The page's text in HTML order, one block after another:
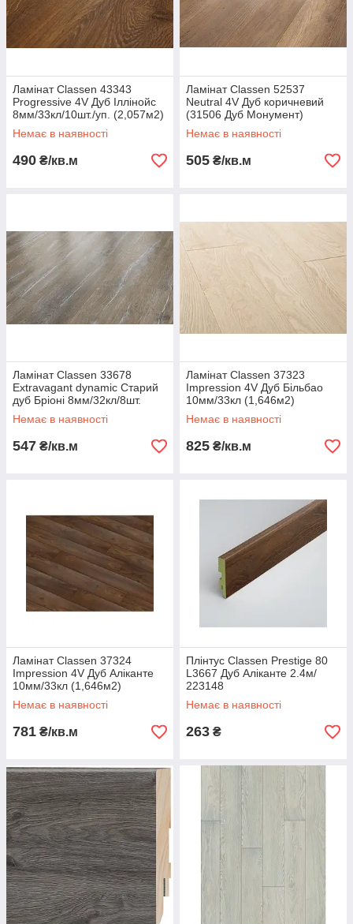
Ламінат Classen 43343
Progressive 4V Дуб Іллінойс
8мм/33кл/10шт./уп. (2,057м2)
Немає в наявності
490 ₴/кв.м
Ламінат Classen 52537
Neutral 4V Дуб коричневий
(31506 Дуб Монумент)
(32065 Дуб Дербі) 8мм/32кл
(1,996м2)
Немає в наявності
505 ₴/кв.м
Ламінат Classen 33678
Extravagant dynamic Старий
дуб Бріоні 8мм/32кл/8шт.
(1,996м2)
Немає в наявності
547 ₴/кв.м
Ламінат Classen 37323
Impression 4V Дуб Більбао
10мм/33кл (1,646м2)
Немає в наявності
825 ₴/кв.м
Ламінат Classen 37324
Impression 4V Дуб Аліканте
10мм/33кл (1,646м2)
Немає в наявності
781 ₴/кв.м
Плінтус Classen Prestige 80
L3667 Дуб Аліканте 2.4м/
223148
Немає в наявності
263 ₴